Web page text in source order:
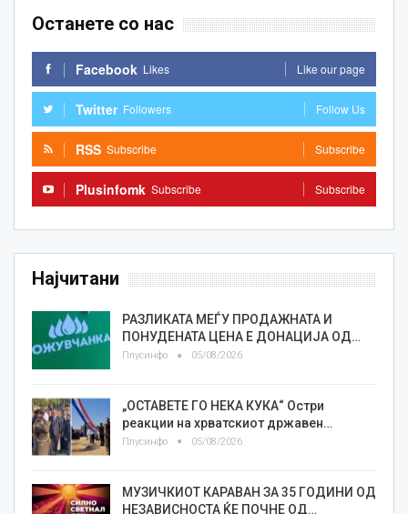
Останете со нас
Facebook Likes Like our page
Twitter Followers Follow Us
RSS Subscribe Subscribe
Plusinfomk Subscribe Subscribe
Најчитани
РАЗЛИКАТА МЕЃУ ПРОДАЖНАТА И
ПОНУДЕНАТА ЦЕНА Е ДОНАЦИЈА ОД…
Плусинфо 05/08/2026
„ОСТАВЕТЕ ГО НЕКА КУКА“ Остри
реакции на хрватскиот државен…
Плусинфо 05/08/2026
МУЗИЧКИОТ КАРАВАН ЗА 35 ГОДИНИ ОД
НЕЗАВИСНОСТА ЌЕ ПОЧНЕ ОД…